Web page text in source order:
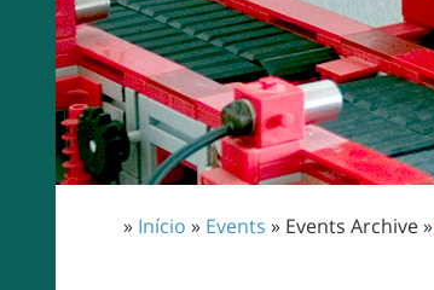
» Início » Events » Events Archive »